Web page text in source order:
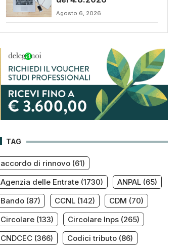
Agosto 6, 2026
TAG
accordo di rinnovo(61)
Agenzia delle Entrate(1730) ANPAL(65)
Bando(87) CCNL(142) CDM (70)
Circolare(133) Circolare Inps(265)
CNDCEC(366) Codici tributo(86)